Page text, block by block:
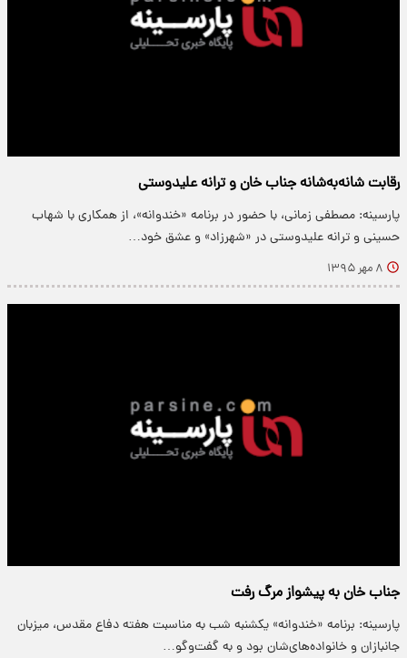
رقابت شانه‌به‌شانه جناب خان و ترانه علیدوستی
پارسینه: مصطفی زمانی، با حضور در برنامه «خندوانه»، از همکاری با شهاب
حسینی و ترانه علیدوستی در «شهرزاد» و عشق خود…
۸ مهر ۱۳۹۵
جناب خان به پیشواز مرگ رفت
پارسینه: برنامه «خندوانه» یکشنبه شب به مناسبت هفته دفاع مقدس، میزبان
جانبازان و خانواده‌های‌شان بود و به گفت‌و‌گو…